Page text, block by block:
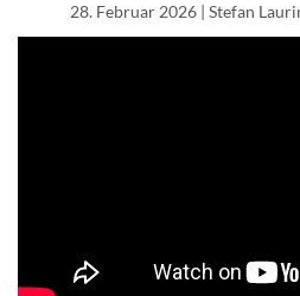
28. Februar 2026 | Stefan